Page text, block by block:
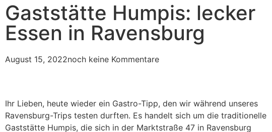
Gaststätte Humpis: lecker
Essen in Ravensburg
August 15, 2022noch keine Kommentare
Ihr Lieben, heute wieder ein Gastro-Tipp, den wir während unseres
Ravensburg-Trips testen durften. Es handelt sich um die traditionelle
Gaststätte Humpis, die sich in der Marktstraße 47 in Ravensburg